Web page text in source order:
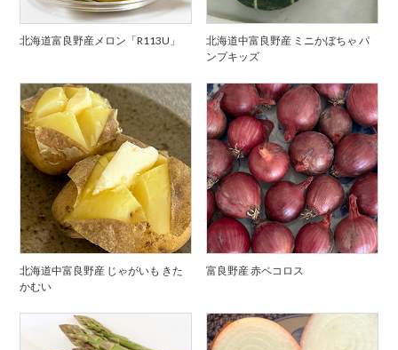
北海道富良野産メロン「R113U」
北海道中富良野産 ミニかぼちゃ パ
ンプキッズ
北海道中富良野産 じゃがいも きた
かむい
富良野産 赤ペコロス